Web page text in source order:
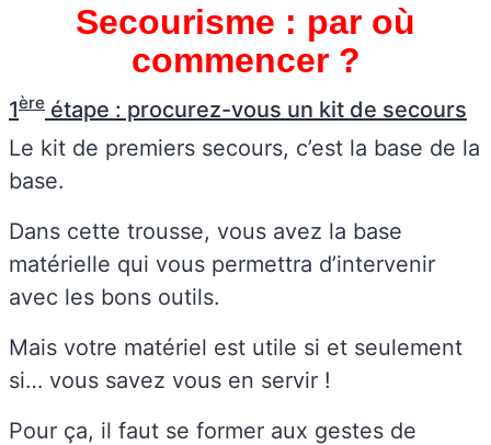
Secourisme : par où
commencer ?
1ère étape : procurez-vous un kit de secours
Le kit de premiers secours, c’est la base de la
base.
Dans cette trousse, vous avez la base
matérielle qui vous permettra d’intervenir
avec les bons outils.
Mais votre matériel est utile si et seulement
si… vous savez vous en servir !
Pour ça, il faut se former aux gestes de